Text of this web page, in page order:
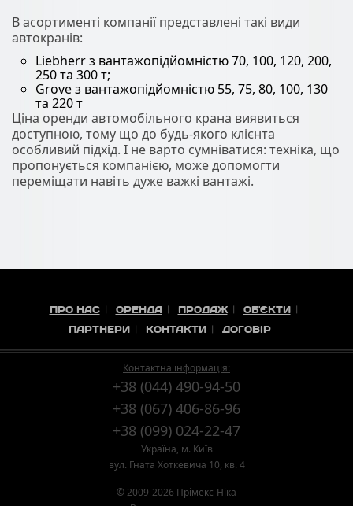
В асортименті компанії представлені такі види
автокранів:
Liebherr з вантажопідйомністю 70, 100, 120, 200,
250 та 300 т;
Grove з вантажопідйомністю 55, 75, 80, 100, 130
та 220 т
Ціна оренди автомобільного крана виявиться
доступною, тому що до будь-якого клієнта
особливий підхід. І не варто сумніватися: техніка, що
пропонується компанією, може допомогти
переміщати навіть дуже важкі вантажі.
© 2009-2026 Прімекс-Ніка
ПРО НАС ОРЕНДА ПРОДАЖ
ОБ'ЄКТИ
ПАРТНЕРИ
КОНТАКТИ ДОГОВІР
Контактна інформація:
+38 (044) 490-94-50
+38 (067) 406-86-96
+38 (099) 024-22-47
Україна, м. Київ
вул. Гната Хоткевича 10, кв. 4